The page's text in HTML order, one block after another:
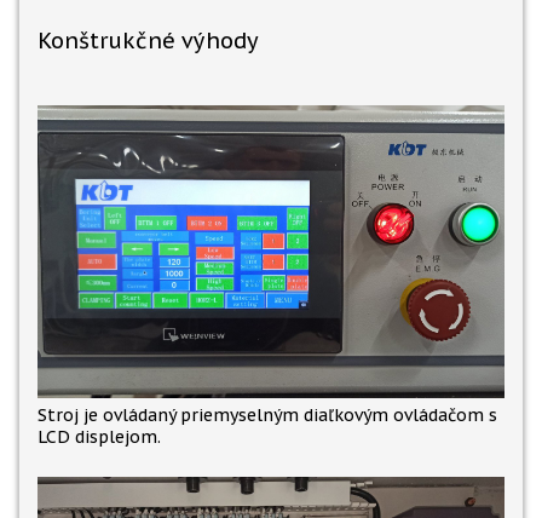
Konštrukčné výhody
Stroj je ovládaný priemyselným diaľkovým ovládačom s
LCD displejom.